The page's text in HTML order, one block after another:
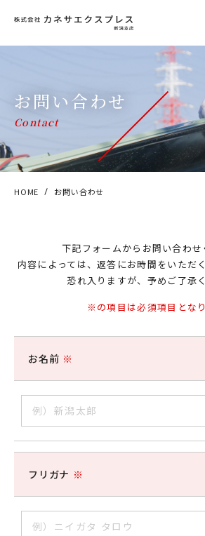
お問い合わせ
Contact
HOME お問い合わせ
下記フォームからお問い合わせ
内容によっては、返答にお時間をいただ
恐れ入りますが、予めご了承
※の項目は必須項目とな
お名前 ※
フリガナ ※